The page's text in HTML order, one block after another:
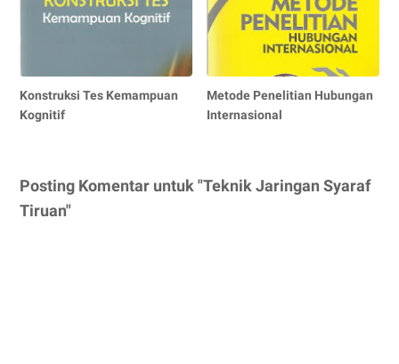
Konstruksi Tes Kemampuan
Kognitif
Metode Penelitian Hubungan
Internasional
Posting Komentar untuk "Teknik Jaringan Syaraf
Tiruan"